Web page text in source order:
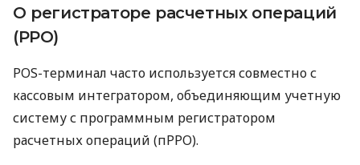
О регистраторе расчетных операций
(РРО)
POS-терминал часто используется совместно с
кассовым интегратором, объединяющим учетную
систему с программным регистратором
расчетных операций (пРРО).